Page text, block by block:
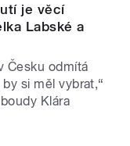
je věcí
Labské a
Česku odmítá
si měl vybrat,“
Klára